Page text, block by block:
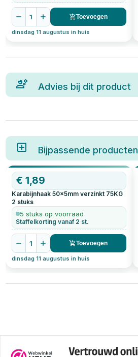
1 Toevoegen
dinsdag 11 augustus in huis
Advies bij dit product
Bijpassende producten
€1,89
Karabijnhaak 50x5mm verzinkt 75KG
2 stuks
5 stuks op voorraad
Staffelkorting vanaf 2 st.
1 Toevoegen
dinsdag 11 augustus in huis